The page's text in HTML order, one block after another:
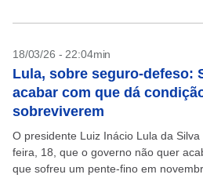
18/03/26 - 22:04min
Lula, sobre seguro-defeso:
acabar com que dá
sobreviverem
O presidente Luiz Inácio Lula da
feira, 18, que o governo não quer
que sofreu um pente-fino em